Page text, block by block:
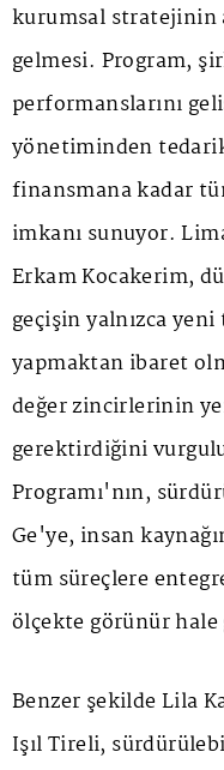
kurumsal stratejinin
gelmesi. Program,
performanslarını
yönetiminden
finansmana kadar
imkanı sunuyor.
Erkam Kocakerim,
geçişin yalnızca
yapmaktan ibaret
değer zincirlerinin
gerektirdiğini
Programı'nın,
Ge'ye, insan
tüm süreçlere
ölçekte görünür
Benzer şekilde Lila
Işıl Tireli,